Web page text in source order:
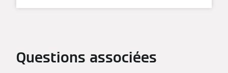
Questions associées